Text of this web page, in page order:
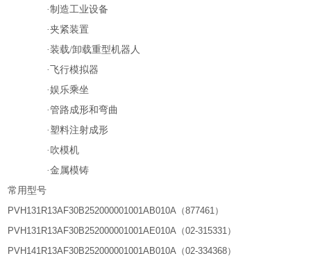
·制造工业设备
·夹紧装置
·装载/卸载重型机器人
·飞行模拟器
·娱乐乘坐
·管路成形和弯曲
·塑料注射成形
·吹模机
·金属模铸
常用型号
PVH131R13AF30B252000001001AB010A（877461）
PVH131R13AF30B252000001001AE010A（02-315331）
PVH141R13AF30B252000001001AB010A（02-334368）